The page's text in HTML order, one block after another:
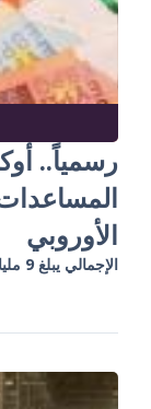
رسمياً..
المساعدات
الأوروبي
الإجمالي يبلغ 9 مليارات يويو